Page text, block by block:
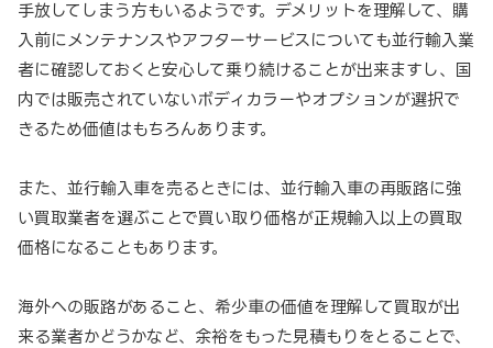
手放してしまう方もいるようです。デメリットを理解して、購
入前にメンテナンスやアフターサービスについても並行輸入業
者に確認しておくと安心して乗り続けることが出来ますし、国
内では販売されていないボディカラーやオプションが選択で
きるため価値はもちろんあります。
また、並行輸入車を売るときには、並行輸入車の再販路に強
い買取業者を選ぶことで買い取り価格が正規輸入以上の買取
価格になることもあります。
海外への販路があること、希少車の価値を理解して買取が出
来る業者かどうかなど、余裕をもった見積もりをとることで、